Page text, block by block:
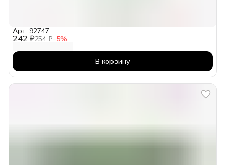
242 ₽254 ₽−5%
Арт: 92747
В корзину